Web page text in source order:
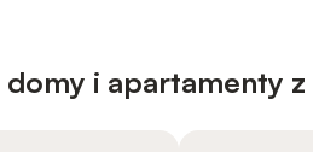
domy i apartamenty